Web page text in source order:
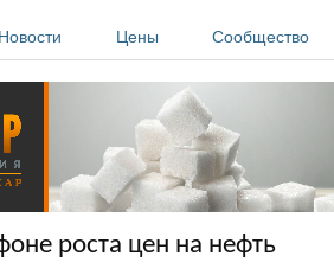
Новости
Цены Сообщество
роста цен на нефть